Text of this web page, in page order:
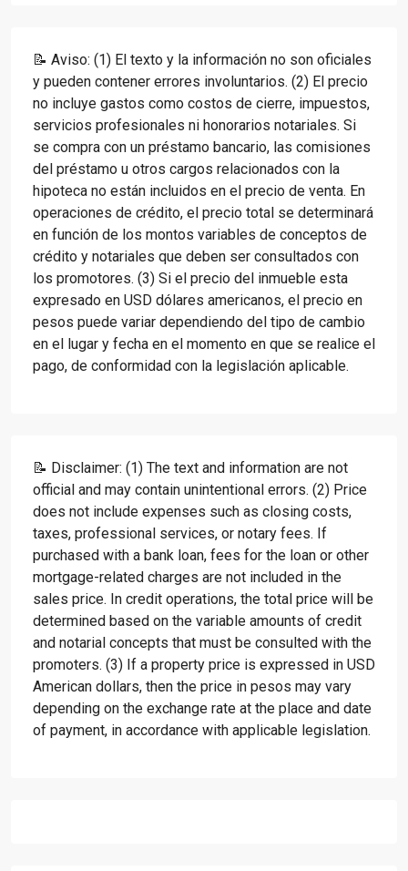
📝 Aviso: (1) El texto y la información no son oficiales
y pueden contener errores involuntarios. (2) El precio
no incluye gastos como costos de cierre, impuestos,
servicios profesionales ni honorarios notariales. Si
se compra con un préstamo bancario, las comisiones
del préstamo u otros cargos relacionados con la
hipoteca no están incluidos en el precio de venta. En
operaciones de crédito, el precio total se determinará
en función de los montos variables de conceptos de
crédito y notariales que deben ser consultados con
los promotores. (3) Si el precio del inmueble esta
expresado en USD dólares americanos, el precio en
pesos puede variar dependiendo del tipo de cambio
en el lugar y fecha en el momento en que se realice el
pago, de conformidad con la legislación aplicable.
📝 Disclaimer: (1) The text and information are not
official and may contain unintentional errors. (2) Price
does not include expenses such as closing costs,
taxes, professional services, or notary fees. If
purchased with a bank loan, fees for the loan or other
mortgage-related charges are not included in the
sales price. In credit operations, the total price will be
determined based on the variable amounts of credit
and notarial concepts that must be consulted with the
promoters. (3) If a property price is expressed in USD
American dollars, then the price in pesos may vary
depending on the exchange rate at the place and date
of payment, in accordance with applicable legislation.